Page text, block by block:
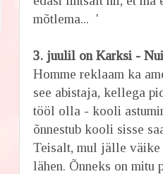
mõtlema... '
3. juulil on Karksi -
Homme reklaam ka
see abistaja, kellega
tööl olla - kooli
õnnestub kooli sisse
Teisalt, mul jälle
lähen. Õnneks on mitu